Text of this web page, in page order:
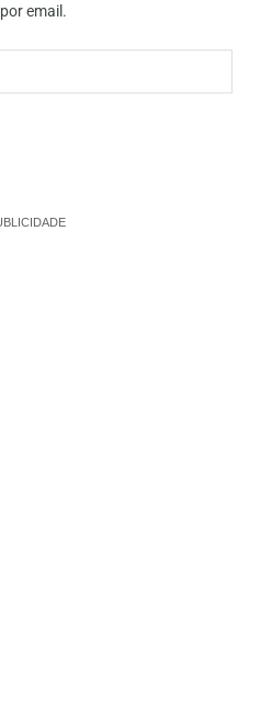
email.